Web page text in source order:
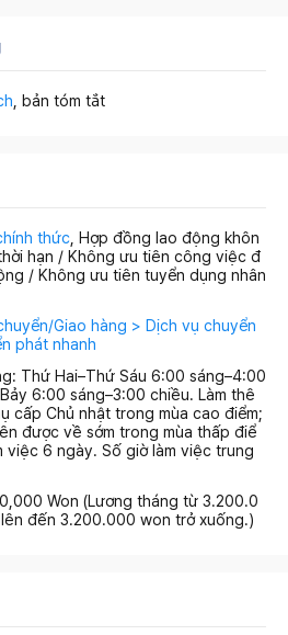
, bản tóm tắt
thức , Hợp đồng lao động khôn
hạn / Không ưu tiên công việc đ
/ Không ưu tiên tuyển dụng nhân
Giao hàng > Dịch vụ chuyển
phát nhanh
Thứ Hai–Thứ Sáu 6:00 sáng–4:00
6:00 sáng–3:00 chiều. Làm thê
cấp Chủ nhật trong mùa cao điểm;
được về sớm trong mùa thấp điể
việc 6 ngày. Số giờ làm việc trung
Won (Lương tháng từ 3.200.0
đến 3.200.000 won trở xuống.)